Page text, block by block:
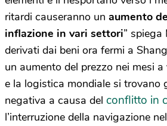
ritardi causeranno un aumento
inflazione in vari settori”
derivati dai beni ora fermi a
un aumento del prezzo nei mesi
e la logistica mondiale si trovano
negativa a causa del conflitto in
l’interruzione della navigazione